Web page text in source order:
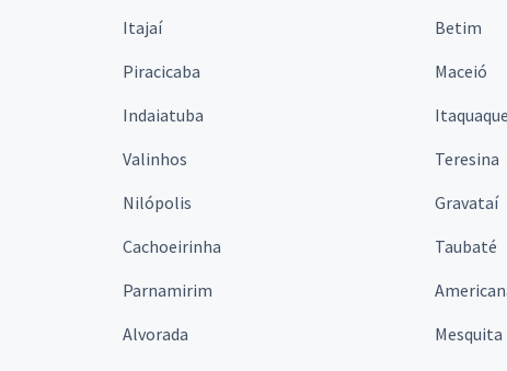
Itajaí
Betim
Piracicaba
Maceió
Indaiatuba
Valinhos
Teresina
Nilópolis
Gravataí
Cachoeirinha
Taubaté
Parnamirim
Alvorada
Mesquita